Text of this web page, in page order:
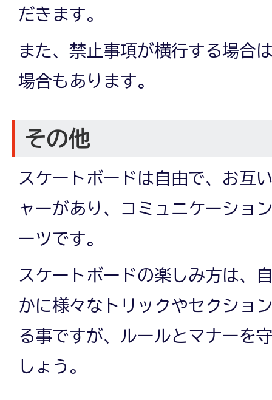
だきます。
また、禁止事項が横行する場合
場合もあります。
その他
スケートボードは自由で、お互
ャーがあり、コミュニケーショ
ーツです。
スケートボードの楽しみ方は、
かに様々なトリックやセクショ
る事ですが、ルールとマナーを
しょう。